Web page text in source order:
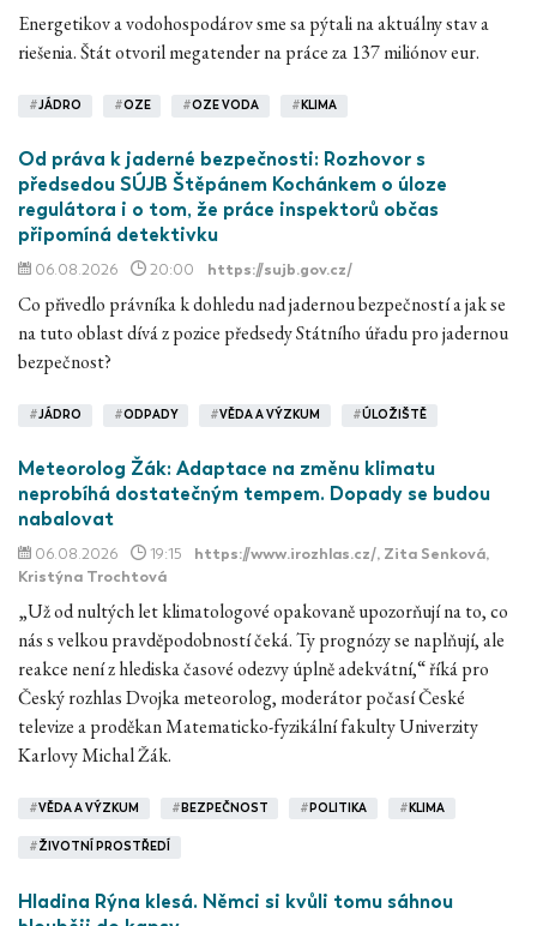
Energetikov a vodohospodárov sme sa pýtali na aktuálny stav a
riešenia. Štát otvoril megatender na práce za 137 miliónov eur.
#JÁDRO #OZE #OZE VODA # KLIMA
Od práva k jaderné bezpečnosti: Rozhovor s
předsedou SÚJB Štěpánem Kochánkem o úloze
regulátora i o tom, že práce inspektorů občas
připomíná detektivku
06.08.2026 20:00 https://sujb.gov.cz/
Co přivedlo právníka k dohledu nad jadernou bezpečností a jak se
na tuto oblast dívá z pozice předsedy Státního úřadu pro jadernou
bezpečnost?
#JÁDRO #ODPADY #VĚDA A VÝZKUM #ÚLOŽIŠTĚ
Meteorolog Žák: Adaptace na změnu klimatu
neprobíhá dostatečným tempem. Dopady se budou
nabalovat
06.08.2026 19:15 https://www.irozhlas.cz/, Zita Senková,
Kristýna Trochtová
„Už od nultých let klimatologové opakovaně upozorňují na to, co
nás s velkou pravděpodobností čeká. Ty prognózy se naplňují, ale
reakce není z hlediska časové odezvy úplně adekvátní,“ říká pro
Český rozhlas Dvojka meteorolog, moderátor počasí České
televize a proděkan Matematicko-fyzikální fakulty Univerzity
Karlovy Michal Žák.
#VĚDA A VÝZKUM # BEZPEČNOST # POLITIKA # KLIMA
#ŽIVOTNÍ PROSTŘEDÍ
Hladina Rýna klesá. Němci si kvůli tomu sáhnou